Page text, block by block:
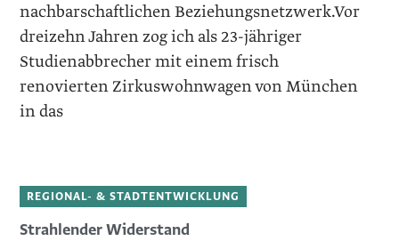
nachbarschaftlichen Beziehungsnetzwerk.Vor
dreizehn Jahren zog ich als 23-jähriger
Studienab­brecher mit einem frisch
renovierten Zirkuswohnwagen von München
in das
REGIONAL- & STADTENTWICKLUNG
Strahlender Widerstand